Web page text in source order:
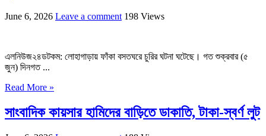
June 6, 2026 Leave a comment 198 Views
এলনিউজ২৪ডটকম: লোহাগাড়ায় ফাঁকা বসতঘরে চুরির ঘটনা ঘটেছে। গত শুক্রবার (৫
জুন) দিনগত ...
Read More »
সাংবাদিক কায়সার হামিদের বাড়িতে ডাকাতি, টাকা-স্বর্ণ লুট